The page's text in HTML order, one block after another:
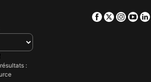
acceptés
acceptés
Tratalias, hôtels animaux acceptés
acceptés
acceptés
Facebook
Twitter
: